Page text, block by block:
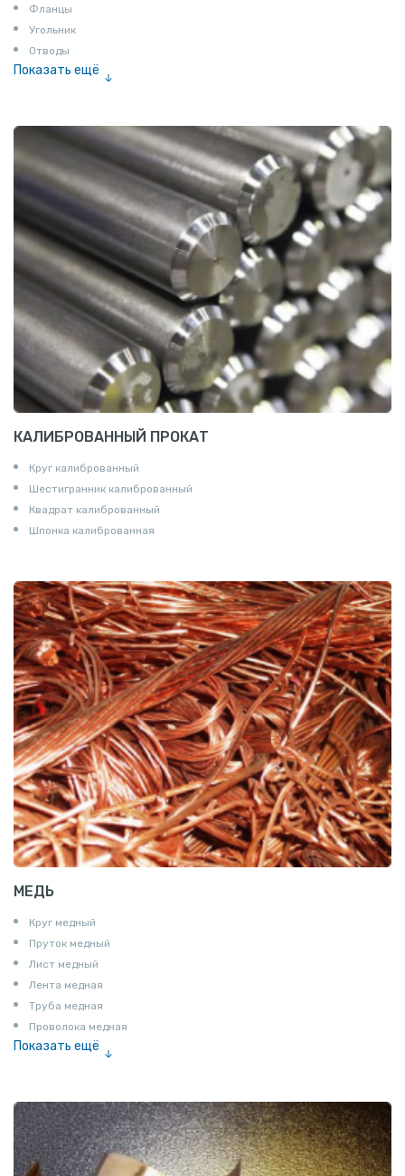
Фланцы
Угольник
Отводы
Показать ещё
Соединение «американка»
Штуцеры
Сгоны
Удлинители для труб
Крестовины
Контргайки
КАЛИБРОВАННЫЙ ПРОКАТ
Круг калиброванный
Шестигранник калиброванный
Квадрат калиброванный
Шпонка калиброванная
МЕДЬ
Круг медный
Пруток медный
Лист медный
Лента медная
Труба медная
Проволока медная
Показать ещё